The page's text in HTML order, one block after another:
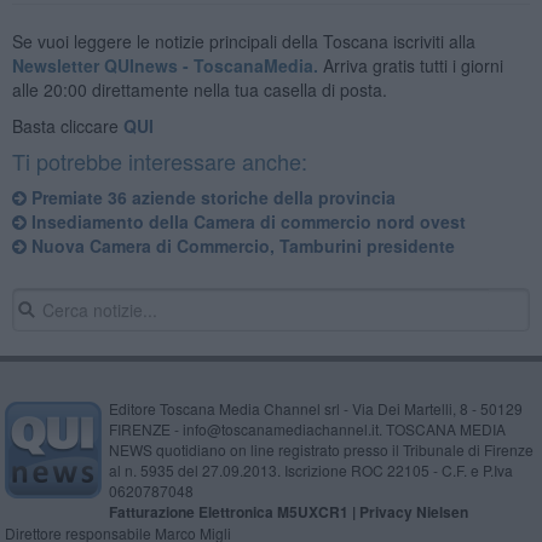
Se vuoi leggere le notizie principali della Toscana iscriviti alla
Newsletter QUInews - ToscanaMedia. Arriva gratis tutti i giorni
alle 20:00 direttamente nella tua casella di posta.
Basta cliccare QUI
Ti potrebbe interessare anche:
Premiate 36 aziende storiche della provincia
Insediamento della Camera di commercio nord ovest
Nuova Camera di Commercio, Tamburini presidente
Editore Toscana Media Channel srl - Via Dei Martelli, 8 - 50129
FIRENZE - info@toscanamediachannel.it. TOSCANA MEDIA
NEWS quotidiano on line registrato presso il Tribunale di Firenze
al n. 5935 del 27.09.2013. Iscrizione ROC 22105 - C.F. e P.Iva
0620787048
Fatturazione Elettronica M5UXCR1 | Privacy Nielsen
Direttore responsabile Marco Migli